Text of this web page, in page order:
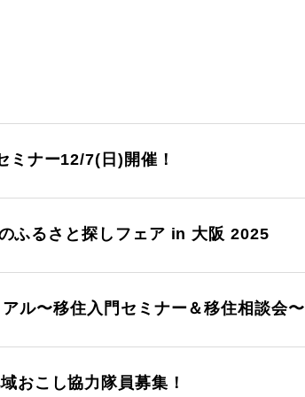
ミナー12/7(日)開催！
ふるさと探しフェア in 大阪 2025
ル〜移住入門セミナー＆移住相談会〜
おこし協力隊員募集！